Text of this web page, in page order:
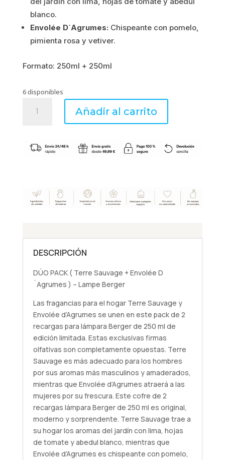
blanco.
Envolée D´Agrumes: Chispeante con pomelo,
pimienta rosa y vetiver.
Formato: 250ml + 250ml
6 disponibles
PACK
Sauvage
´Agrumes
cantidad
Añadir al carrito
DESCRIPCIÓN
DÚO PACK ( Terre Sauvage + Envolée D
´Agrumes ) – Lampe Berger
Las fragancias para el hogar Terre Sauvage y
Envolée d’Agrumes se unen en este pack de 2
recargas para lámpara Berger de 250 ml de
edición limitada. Estas exclusivas firmas
olfativas son completamente opuestas. Terre
Sauvage es más adecuado para los hombres
por sus aromas más masculinos y amaderados,
mientras que Envolée d’Agrumes atraerá a las
mujeres por su frescura. Este cofre de 2
recargas lámpara Berger de 250 ml es original,
moderno y sorprendente. Terre Sauvage trae a
su hogar los aromas del jardín con lima, hojas
de tomate y abedul blanco, mientras que
Envolée d’Agrumes es chispeante con pomelo,